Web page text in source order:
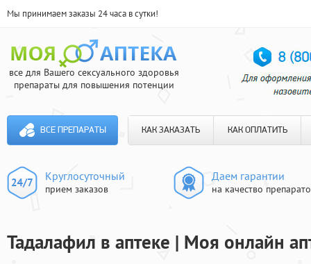
Мы принимаем заказы 24 часа в сутки!
все для Вашего сексуального здоровья
препараты для повышения потенции
ВСЕ ПРЕПАРАТЫ КАК ЗАКАЗАТЬ КАК ОПЛАТИТЬ
Круглосуточный
прием заказов
Даем гарантии
на качество
Тадалафил в аптеке | Моя онлайн